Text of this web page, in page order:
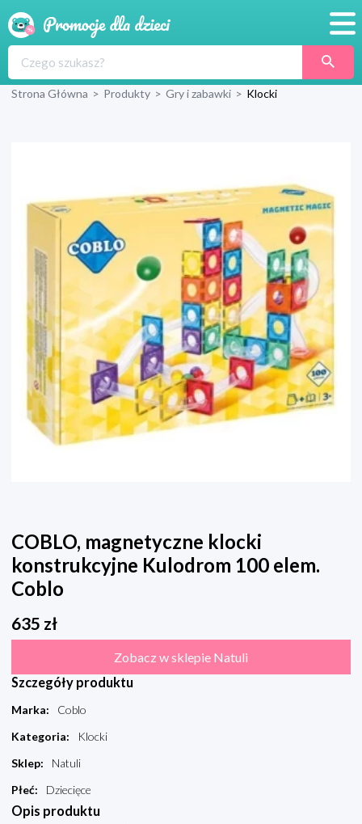
Produkty
Wyprawka
Strona Główna > Produkty > Gry i zabawki > Klocki
COBLO, magnetyczne klocki
konstrukcyjne Kulodrom 100 elem.
Coblo
635 zł
Zobacz w sklepie Natuli
Szczegóły produktu
Marka:
Coblo
Kategoria:
Klocki
Sklep:
Natuli
Płeć: Dziecięce
Opis produktu